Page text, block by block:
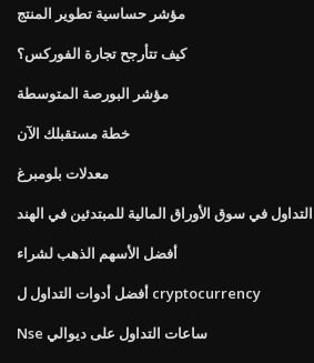
مؤشر حساسية تطوير المنتج
كيف تتأرجح تجارة الفوركس؟
مؤشر البورصة المتوسطة
خطة مستقبلك الآن
معدلات بلومبرغ
التداول في سوق الأوراق المالية للمبتدئين في الهند
أفضل الأسهم الذهب لشراء
أفضل أدوات التداول ل cryptocurrency
Nse ساعات التداول على ديوالي